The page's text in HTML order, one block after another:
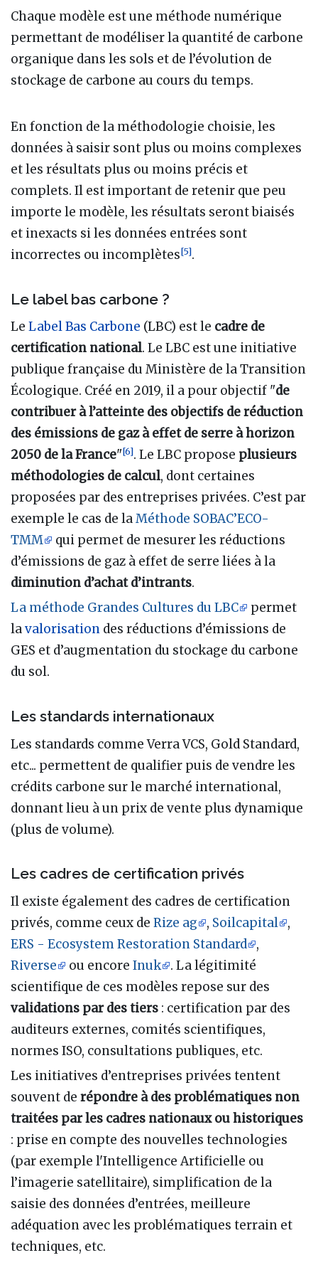
Chaque modèle est une méthode numérique
permettant de modéliser la quantité de carbone
organique dans les sols et de l’évolution de
stockage de carbone au cours du temps.
En fonction de la méthodologie choisie, les
données à saisir sont plus ou moins complexes
et les résultats plus ou moins précis et
complets. Il est important de retenir que peu
importe le modèle, les résultats seront biaisés
et inexacts si les données entrées sont
incorrectes ou incomplètes[5].
Le label bas carbone ?
Le Label Bas Carbone (LBC) est le cadre de
certification national. Le LBC est une initiative
publique française du Ministère de la Transition
Écologique. Créé en 2019, il a pour objectif "de
contribuer à l’atteinte des objectifs de réduction
des émissions de gaz à effet de serre à horizon
2050 de la France"[6]. Le LBC propose plusieurs
méthodologies de calcul, dont certaines
proposées par des entreprises privées. C’est par
exemple le cas de laMéthode SOBAC’ECO-
TMM
qui permet de mesurer les réductions
d’émissions de gaz à effet de serre liées à la
diminution d’achat d’intrants.
La méthode Grandes Cultures du LBC
permet
lavalorisation des réductions d’émissions de
GES et d’augmentation du stockage du carbone
du sol.
Les standards internationaux
Les standards comme Verra VCS, Gold Standard,
etc... permettent de qualifier puis de vendre les
crédits carbone sur le marché international,
donnant lieu à un prix de vente plus dynamique
(plus de volume).
Les cadres de certification privés
Il existe également des cadres de certification
privés, comme ceux de Rize ag , Soilcapital
,
ERS - Ecosystem Restoration Standard
,
Riverse
ou encore Inuk
. La légitimité
scientifique de ces modèles repose sur des
validations par des tiers : certification par des
auditeurs externes, comités scientifiques,
normes ISO, consultations publiques, etc.
Les initiatives d’entreprises privées tentent
souvent de répondre à des problématiques non
traitées par les cadres nationaux ou historiques
: prise en compte des nouvelles technologies
(par exemple l'Intelligence Artificielle ou
l’imagerie satellitaire), simplification de la
saisie des données d’entrées, meilleure
adéquation avec les problématiques terrain et
techniques, etc.